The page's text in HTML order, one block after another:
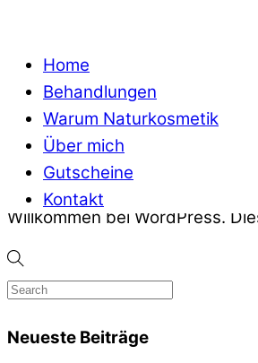
Home
Behandlungen
Warum Naturkosmetik
Über mich
Gutscheine
Kontakt
Mai 2022
Hallo Welt!
dreizeiler Allgemein
Willkommen bei WordPress.
Neueste Beiträge